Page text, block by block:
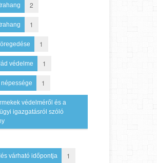
2
1
1
védelme 1
1
védelméről és a
igazgatásról szóló
várható időpontja 1